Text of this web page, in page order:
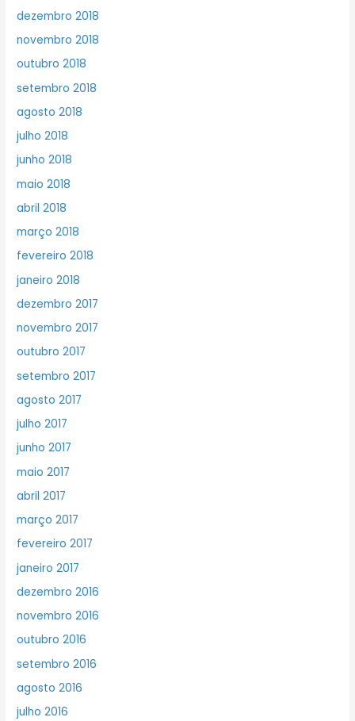
dezembro 2018
novembro 2018
outubro 2018
setembro 2018
agosto 2018
julho 2018
junho 2018
maio 2018
abril 2018
março 2018
fevereiro 2018
janeiro 2018
dezembro 2017
novembro 2017
outubro 2017
setembro 2017
agosto 2017
julho 2017
junho 2017
maio 2017
abril 2017
março 2017
fevereiro 2017
janeiro 2017
dezembro 2016
novembro 2016
outubro 2016
setembro 2016
agosto 2016
julho 2016